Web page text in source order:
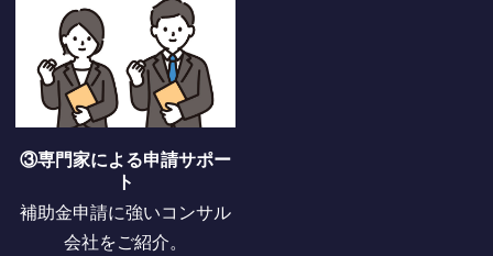
③専門家による申請サポー
ト
補助金申請に強いコンサル
会社をご紹介。